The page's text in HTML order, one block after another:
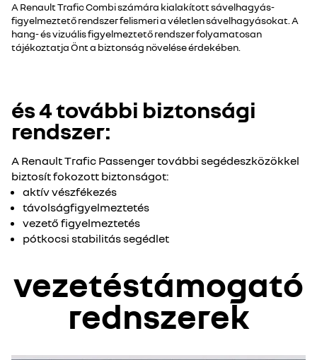
A Renault Trafic Combi számára kialakított sávelhagyás-
figyelmeztető rendszer felismeri a véletlen sávelhagyásokat. A
hang- és vizuális figyelmeztető rendszer folyamatosan
tájékoztatja Önt a biztonság növelése érdekében.
és 4 további biztonsági
rendszer:
A Renault Trafic Passenger további segédeszközökkel
biztosít fokozott biztonságot:
aktív vészfékezés
távolságfigyelmeztetés
vezető figyelmeztetés
pótkocsi stabilitás segédlet
vezetéstámogató
rednszerek